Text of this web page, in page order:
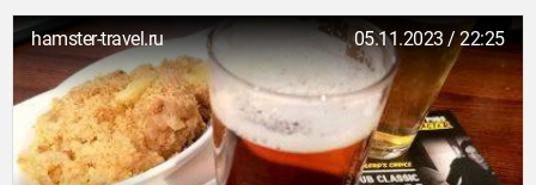
hamster-travel.ru 05.11.2023 / 22:25